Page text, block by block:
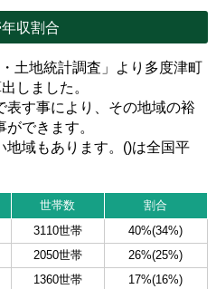
収割合
土地統計調査」より多度津町
しました。
表す事により、その地域の裕
できます。
域もあります。()は全国平
世帯数
割合
3110世帯
40%(34%)
2050世帯
26%(25%)
1360世帯
17%(16%)